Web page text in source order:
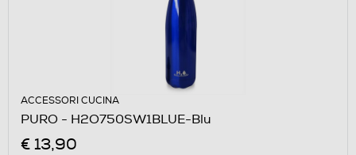
ACCESSORI CUCINA
PURO - H2O750SW1BLUE-Blu
€ 13,90